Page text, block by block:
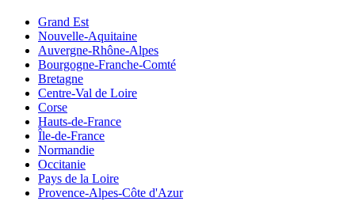
Grand Est
Nouvelle-Aquitaine
Auvergne-Rhône-Alpes
Bourgogne-Franche-Comté
Bretagne
Centre-Val de Loire
Corse
Hauts-de-France
Île-de-France
Normandie
Occitanie
Pays de la Loire
Provence-Alpes-Côte d'Azur